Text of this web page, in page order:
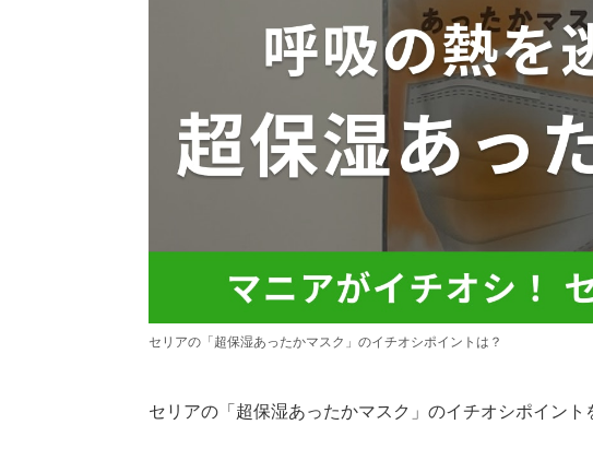
セリアの「超保湿あったかマスク」のイチオシポイントは？
セリアの「超保湿あったかマスク」のイチオシポイント